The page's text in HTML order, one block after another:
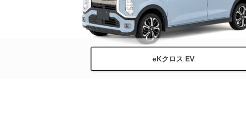
eKクロス EV